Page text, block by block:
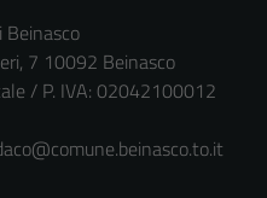
Beinasco
7 10092 Beinasco
/ P. IVA: 02042100012